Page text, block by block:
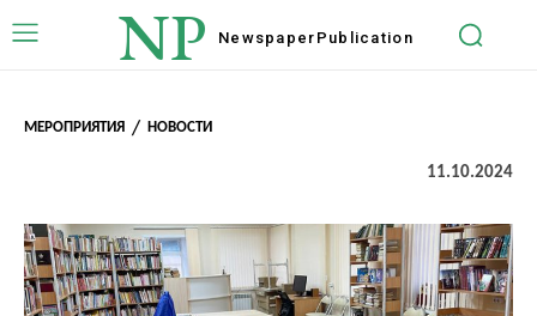
NP Newspaper Publication
МЕРОПРИЯТИЯ НОВОСТИ
11.10.2024